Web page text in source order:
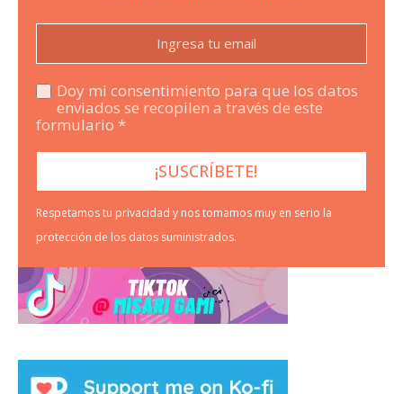
Doy mi consentimiento para que los datos
enviados se recopilen a través de este
formulario *
Respetamos tu privacidad y nos tomamos muy en serio la
protección de los datos suministrados.